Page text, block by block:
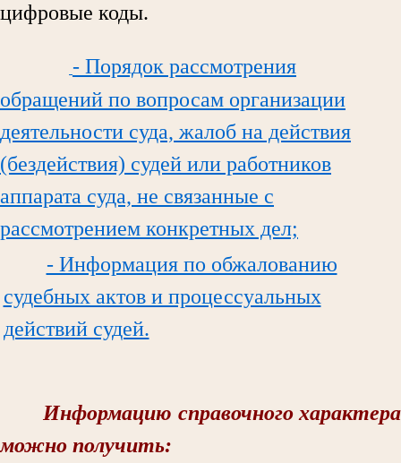
цифровые коды.
- Порядок рассмотрения
обращений по вопросам организации
деятельности суда, жалоб на действия
(бездействия) судей или работников
аппарата суда, не связанные с
рассмотрением конкретных дел;
- Информация по обжалованию
судебных актов и процессуальных
действий судей.
Информацию справочного характера
можно получить: